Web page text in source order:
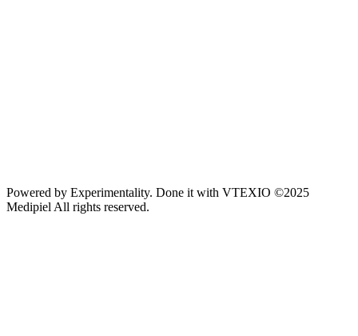
Powered by Experimentality. Done it with VTEXIO ©2025
Medipiel All rights reserved.